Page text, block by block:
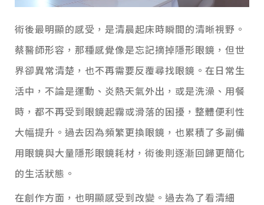
術後最明顯的感受，是清晨起床時瞬間的清晰視野。
蔡醫師形容，那種感覺像是忘記摘掉隱形眼鏡，但世
界卻異常清楚，也不再需要反覆尋找眼鏡。 在日常生
活中，不論是運動、炎熱天氣外出，或是洗澡、用餐
時，都不再受到眼鏡起霧或滑落的困擾，整體便利性
大幅提升。過去因為頻繁更換眼鏡，也累積了多副備
用眼鏡與大量隱形眼鏡耗材，術後則逐漸回歸更簡化
的生活狀態。
在創作方面，也明顯感受到改變。過去為了看清細